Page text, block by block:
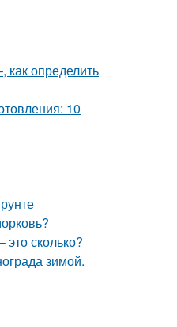
как определить
10
сколько?
зимой.